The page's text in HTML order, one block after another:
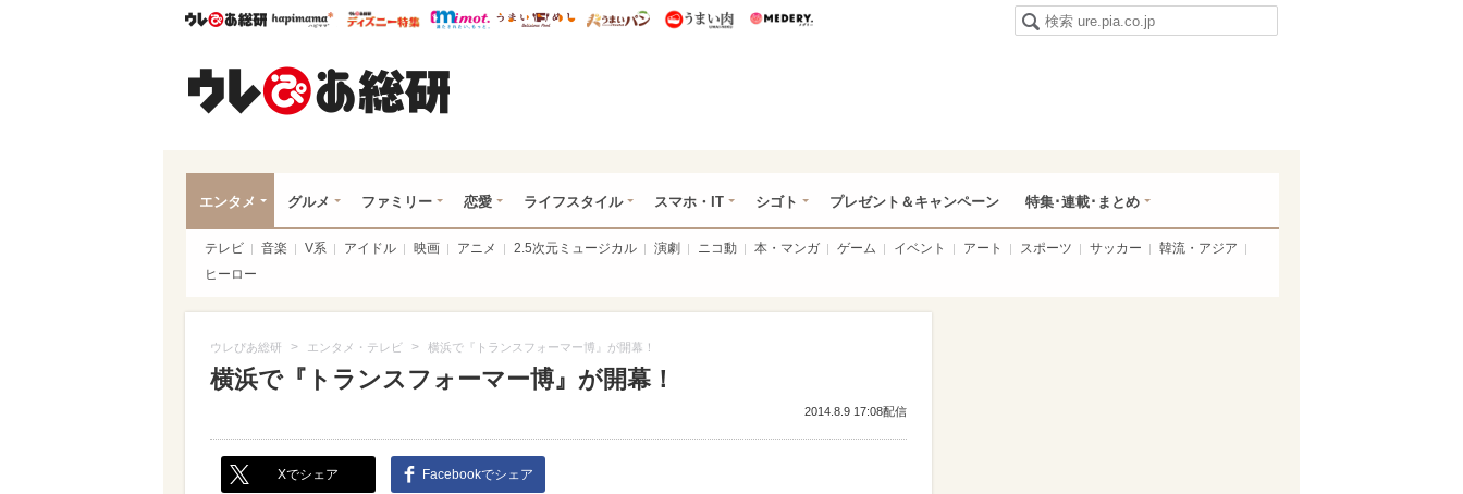
ウレぴあ総研ハピママ* ウレぴあ総研 ディズニー特集
mimot. うまいめし うまいパン うまい肉
エンタメ グルメ ファミリー 恋愛 ライフスタイル スマホ・IT シゴト プレゼント＆キャンペーン 特集･連載･まとめ
テレビ 音楽 V系 アイドル 映画 アニメ 2.5次元ミュージカル 演劇 ニコ動 本・マンガ ゲーム イベント アート スポーツ サッカー
韓流・アジア
ヒーロー
ウレぴあ総研 > エンタメ・テレビ > 横浜で『トランスフォーマー博』が開幕！
横浜で『トランスフォーマー博』が開幕！
2014.8.9 17:08配信
Xでシェア Facebookでシェア